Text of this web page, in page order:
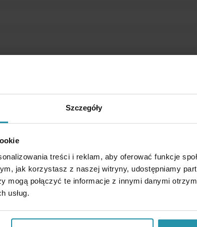
Szczegóły
treści i reklam, aby oferować funkcje
jak korzystasz z naszej witryny, udostępniamy
mogą połączyć te informacje z innymi danymi
usług.
mjuka element (järnfilspån, bultar etc.) från lösa material
hölje) samt inom plastbearbetning, keramik och
monterat med neodymmagneter. Det är en
mjuka element som fångas upp faller självmant av